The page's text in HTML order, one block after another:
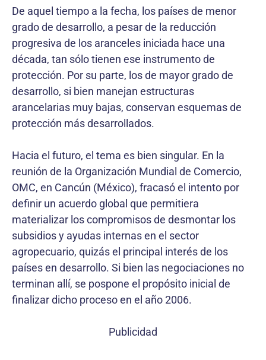
De aquel tiempo a la fecha, los países de menor
grado de desarrollo, a pesar de la reducción
progresiva de los aranceles iniciada hace una
década, tan sólo tienen ese instrumento de
protección. Por su parte, los de mayor grado de
desarrollo, si bien manejan estructuras
arancelarias muy bajas, conservan esquemas de
protección más desarrollados.
Hacia el futuro, el tema es bien singular. En la
reunión de la Organización Mundial de Comercio,
OMC, en Cancún (México), fracasó el intento por
definir un acuerdo global que permitiera
materializar los compromisos de desmontar los
subsidios y ayudas internas en el sector
agropecuario, quizás el principal interés de los
países en desarrollo. Si bien las negociaciones no
terminan allí, se pospone el propósito inicial de
finalizar dicho proceso en el año 2006.
Publicidad